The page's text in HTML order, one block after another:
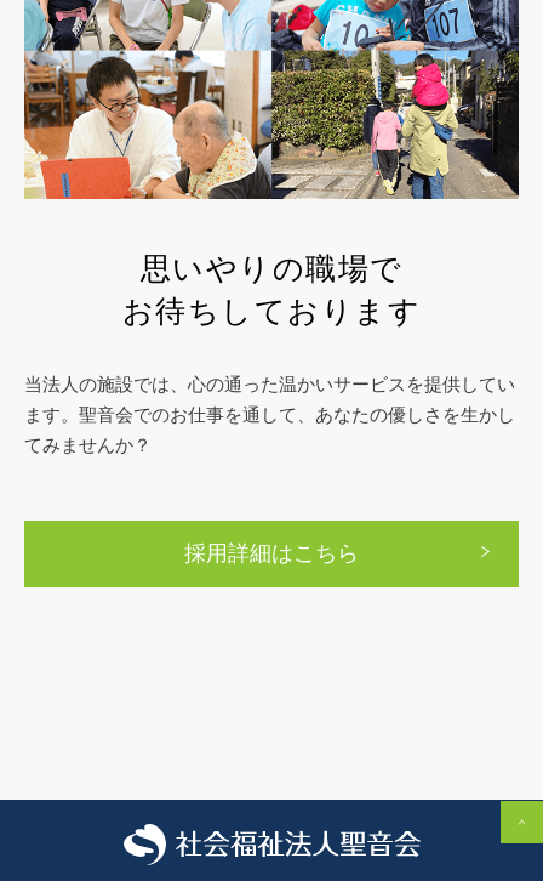
思いやりの職場で
お待ちしております
当法人の施設では、心の通った温かいサービスを提供してい
ます。 聖音会でのお仕事を通して、あなたの優しさを生かし
てみませんか？
採用詳細はこちら